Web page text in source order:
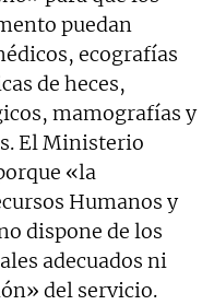
puedan
ecografías
de heces,
mamografías y
El Ministerio
«la
Humanos y
dispone de los
adecuados ni
del servicio.